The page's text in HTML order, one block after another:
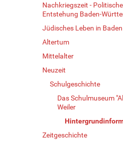
Nachkriegszeit -
Entstehung Baden-
Jüdisches Leben in
Altertum
Mittelalter
Neuzeit
Schulgeschichte
Das Schulmuseum
Weiler
Zeitgeschichte